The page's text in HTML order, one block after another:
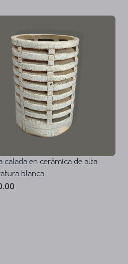
calada en cerámica de alta
blanca